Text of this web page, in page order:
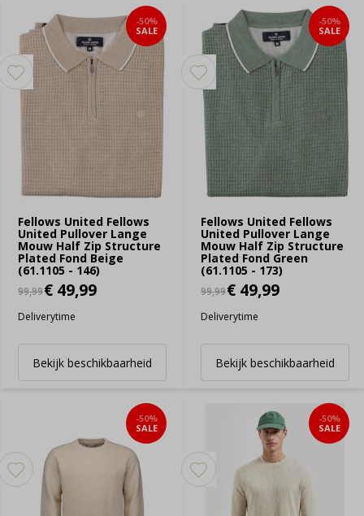
Fellows United Fellows
United Pullover Lange
Mouw Half Zip Structure
Plated Fond Beige
(61.1105 - 146)
-50%
SALE
99,99€ 49,99
Deliverytime
Bekijk beschikbaarheid
Fellows United Fellows
United Pullover Lange
Mouw Half Zip Structure
Plated Fond Green
(61.1105 - 173)
-50%
SALE
99,99€ 49,99
Deliverytime
Bekijk beschikbaarheid
-50%
SALE
-50%
SALE